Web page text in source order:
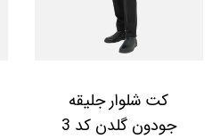
کت شلوار جلیقه
جودون گلدن کد 3